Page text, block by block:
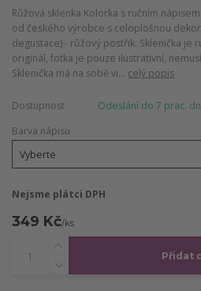
Růžová sklenka Kolorka s ručním
od českého výrobce s celoplošnou
degustace) - růžový postřik. Sklenička je
originál, fotka je pouze ilustrativní,
Sklenička má na sobě vi... celý popis
Dostupnost
Odeslání do 7 prac.
Barva nápisu
Nejsme plátci DPH
349 Kč/ks
Přidat